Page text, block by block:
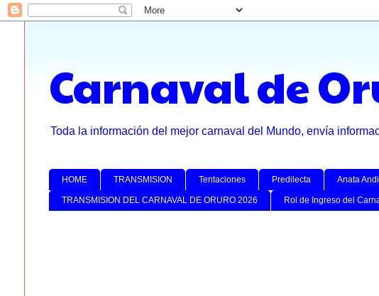
Carnaval de
Toda la información del mejor carnaval del Mundo, envía
HOME TRANSMISION Tentaciones Predilecta Anata
TRANSMISION DEL CARNAVAL DE ORURO 2026 Rol de Ingreso del